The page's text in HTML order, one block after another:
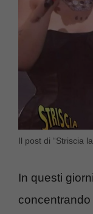
Il post di “Striscia
In questi giorni